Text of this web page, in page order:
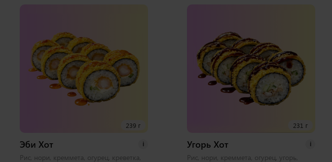
239 г
Эби Хот i
Рис, нори, креммета, огурец, креветка,
231 г
Угорь Хот i
Рис, нори, креммета, огурец, угорь,